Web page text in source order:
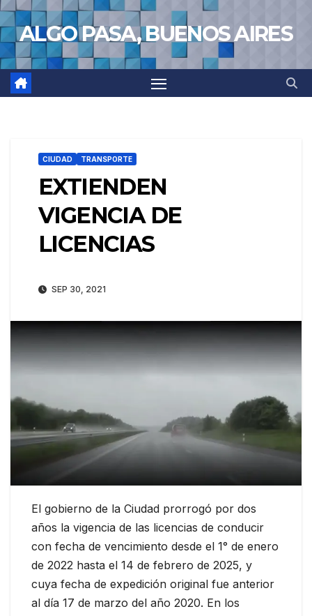
Saltar
al
contenido
ALGO PASA, BUENOS AIRES
CIUDAD TRANSPORTE
EXTIENDEN
VIGENCIA DE
LICENCIAS
SEP 30, 2021
El gobierno de la Ciudad prorrogó por dos
años la vigencia de las licencias de conducir
con fecha de vencimiento desde el 1° de enero
de 2022 hasta el 14 de febrero de 2025, y
cuya fecha de expedición original fue anterior
al día 17 de marzo del año 2020. En los